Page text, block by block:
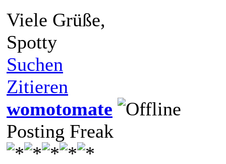
Viele Grüße,
Spotty
Suchen
Zitieren
womotomate
Posting Freak